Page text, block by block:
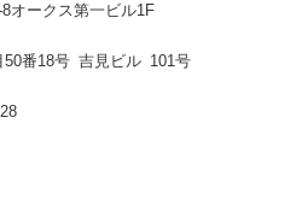
オークス第一ビル1F
番18号 吉見ビル 101号